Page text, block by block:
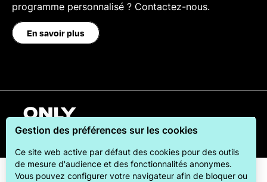
programme personnalisé ? Contactez-nous.
En savoir plus
Français
Gestion des préférences sur les cookies
Ce site web active par défaut des cookies pour des outils
de mesure d'audience et des fonctionnalités anonymes.
Vous pouvez configurer votre navigateur afin de bloquer ou